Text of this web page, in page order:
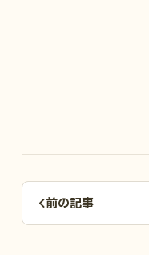
前の記事